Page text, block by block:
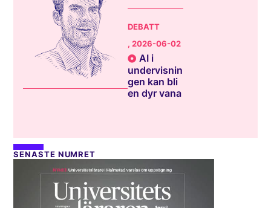
DEBATT
, 2026-06-02
AI i
undervisnin
gen kan bli
en dyr vana
SENASTE NUMRET